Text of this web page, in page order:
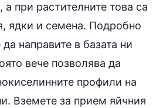
а при растителните това са
ядки и семена. Подробно
направите в базата ни
вече позволява да
профили на
Вземете за прием яйчния